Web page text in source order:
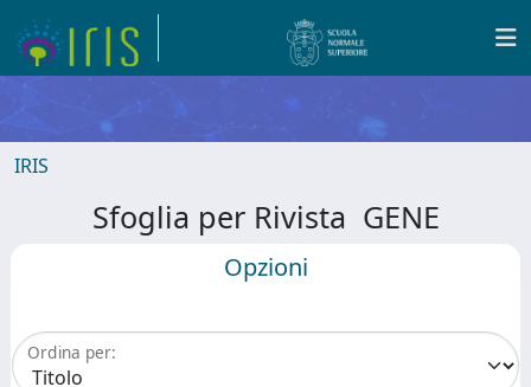
IRIS
Sfoglia per Rivista GENE
Opzioni
Ordina per: